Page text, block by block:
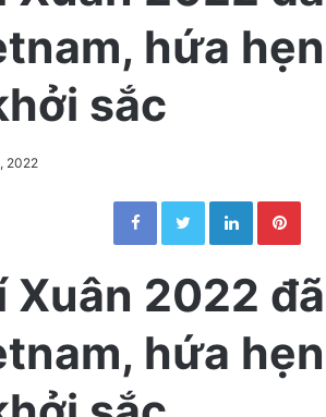
hứa
sắc
2022
Facebook Twitter LinkedIn
Xuân 2022
hứa